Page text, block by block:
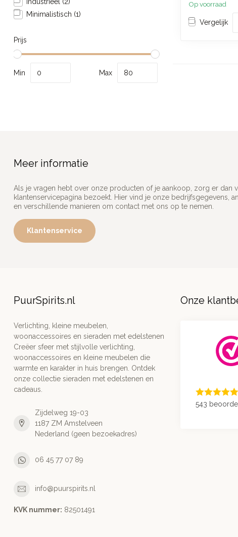
Minimalistisch (1)
Prijs
Min Max
Op voorraad
Vergelijk
Meer informatie
Als je vragen hebt over onze producten of je aankoop, zorg er dan
klantenservicepagina bezoekt. Hier vind je onze bedrijfsgegevens,
en verschillende manieren om contact met ons op te nemen.
Klantenservice
PuurSpirits.nl
Verlichting, kleine meubelen,
woonaccessoires en sieraden met edelstenen
Creëer sfeer met stijlvolle verlichting,
woonaccessoires en kleine meubelen die
warmte en karakter in huis brengen. Ontdek
onze collectie sieraden met edelstenen en
cadeaus.
Zijdelweg 19-03
1187 ZM Amstelveen
Nederland (geen bezoekadres)
06 45 77 07 89
info@puurspirits.nl
KVK nummer: 82501491
Onze
543